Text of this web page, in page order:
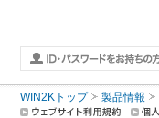
WIN2Kトップ 製品情報